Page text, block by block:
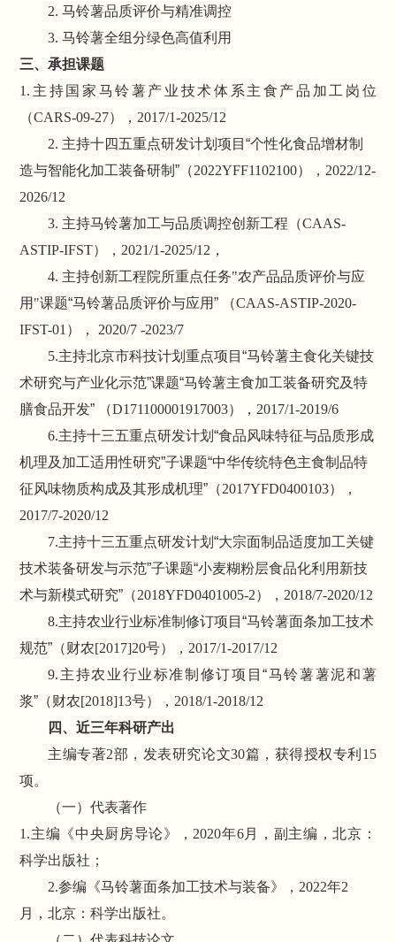
2. 马铃薯品质评价与精准调控
3.马铃薯全组分绿色高值利用
三、承担课题
1. 主持国家马铃薯产业技术体系主食产品加工岗位
（CARS-09-27）， 2017/1-2025/12
2. 主持十四五重点研发计划项目“个性化食品增材制
造与智能化加工装备研制”（2022YFF1102100）， 2022/12-
2026/12
3. 主持马铃薯加工与品质调控创新工程（CAAS-
ASTIP-IFST）， 2021/1-2025/12 ，
4. 主持创新工程院所重点任务"农产品品质评价与应
用 "课题“马铃薯品质评价与应用” （CAAS-ASTIP-2020-
IFST-01 ），
2020/7 -2023/7
5.主持北京市科技计划重点项目“马铃薯主食化关键技
术研究与产业化示范”课题“马铃薯主食加工装备研究及特
膳食品开发”
（D171100001917003）， 2017/1-2019/6
6.主持十三五重点研发计划“食品风味特征与品质形成
机理及加工适用性研究”子课题“中华传统特色主食制品特
征风味物质构成及其形成机理”（2017YFD0400103），
2017/7-2020/12
7.主持十三五重点研发计划“大宗面制品适度加工关键
技术装备研发与示范”子课题“小麦糊粉层食品化利用新技
术与新模式研究”（2018YFD0401005-2）， 2018/7-2020/12
8.主持农业行业标准制修订项目“马铃薯面条加工技术
规范”（财农[2017]20号）， 2017/1-2017/12
9. 主持农业行业标准制修订项目“马铃薯薯泥和薯
浆”（财农[2018]13号）， 2018/1-2018/12
四、近三年科研产出
主编专著2部，发表研究论文30篇，获得授权专利 15
项。
（一）代表著作
1.主编《中央厨房导论》， 2020年6月，副主编，北京：
科学出版社；
2.参编《马铃薯面条加工技术与装备》， 2022年2
月，北京：科学出版社。